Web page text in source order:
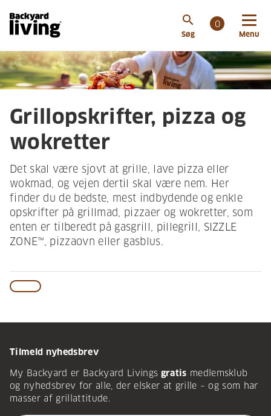
search
Søg
0
Menu
Grillopskrifter, pizza og
wokretter
Det skal være sjovt at grille, lave pizza eller
wokmad, og vejen dertil skal være nem. Her
finder du de bedste, mest indbydende og enkle
opskrifter på grillmad, pizzaer og wokretter, som
enten er tilberedt på gasgrill, pillegrill, SIZZLE
ZONE™, pizzaovn eller gasblus.
Tilmeld nyhedsbrev
My Backyard er Backyard Livings gratis medlemsklub
og nyhedsbrev for alle, der elsker at grille – og som har
masser af grillattitude.